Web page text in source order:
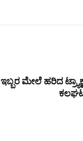
ಇಬ್ಬರ ಮೇಲೆ ಹರಿದ